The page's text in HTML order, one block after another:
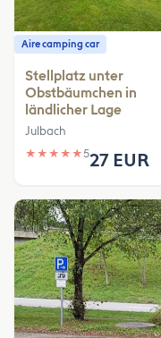
Aire camping car
Stellplatz unter
Obstbäumchen in
ländlicher Lage
Julbach
★ ★ ★ ★ ★527 EUR